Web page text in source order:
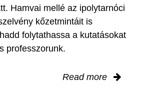
Hamvai mellé az ipolytarnóci
kőzetmintáit is
folytathassa a kutatásokat
professzorunk.
Read more